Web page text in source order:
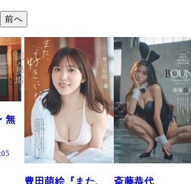
前へ
斎藤恭代
咲田ゆな